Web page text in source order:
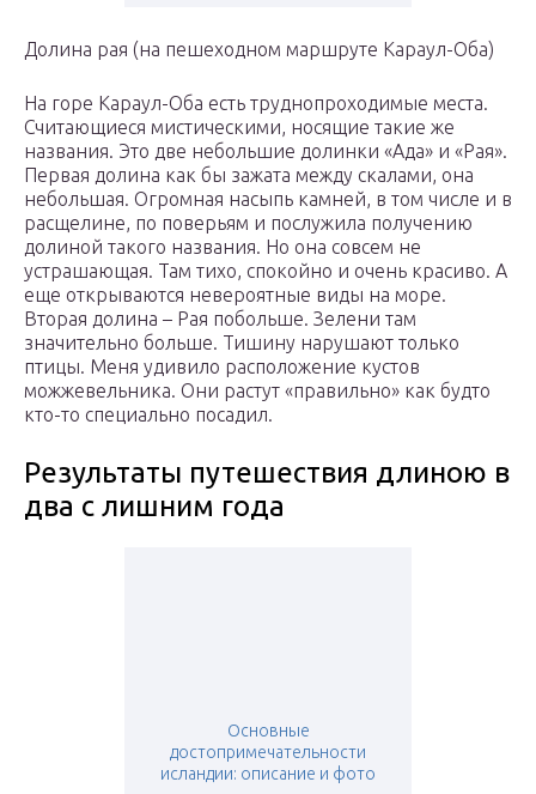
Долина рая (на пешеходном маршруте Караул-Оба)
На горе Караул-Оба есть труднопроходимые места.
Считающиеся мистическими, носящие такие же
названия. Это две небольшие долинки «Ада» и «Рая».
Первая долина как бы зажата между скалами, она
небольшая. Огромная насыпь камней, в том числе и в
расщелине, по поверьям и послужила получению
долиной такого названия. Но она совсем не
устрашающая. Там тихо, спокойно и очень красиво. А
еще открываются невероятные виды на море.
Вторая долина – Рая побольше. Зелени там
значительно больше. Тишину нарушают только
птицы. Меня удивило расположение кустов
можжевельника. Они растут «правильно» как будто
кто-то специально посадил.
Результаты путешествия длиною в
два с лишним года
Основные
достопримечательности
исландии: описание и фото